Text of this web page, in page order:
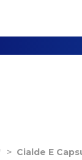
> Cialde E